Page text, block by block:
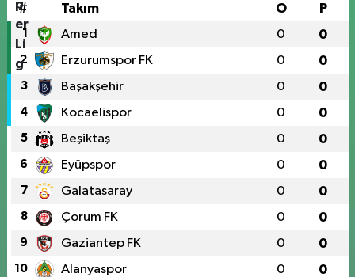
# Takım O P
1 Amed 0 0
2 Erzurumspor FK 0 0
3 Başakşehir 0 0
4 Kocaelispor 0 0
5 Beşiktaş 0 0
6 Eyüpspor 0 0
7 Galatasaray 0 0
8 Çorum FK 0 0
9 Gaziantep FK 0 0
10 Alanyaspor 0 0